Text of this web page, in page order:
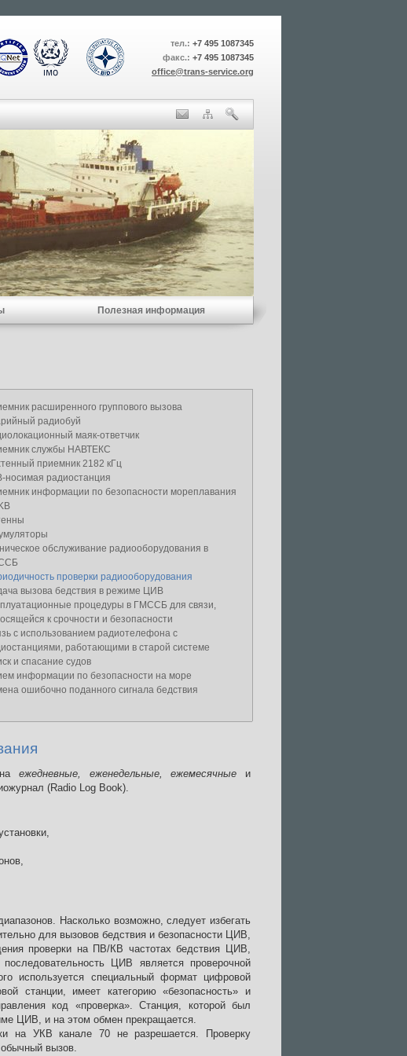
тел.: +7 495 1087345
факс.: +7 495 1087345
office@trans-service.org
Полезная информация
расширенного группового вызова
радиобуй
маяк-ответчик
службы НАВТЕКС
приемник 2182 кГц
носимая радиостанция
информации по безопасности мореплавания
обслуживание радиооборудования в
проверки радиооборудования
вызова бедствия в режиме ЦИВ
процедуры в ГМССБ для связи,
к срочности и безопасности
с использованием радиотелефона с
работающими в старой системе
и спасание судов
информации по безопасности на море
ошибочно поданного сигнала бедствия
ежедневные, еженедельные, ежемесячные и
(Radio Log Book).
Насколько возможно, следует избегать
для вызовов бедствия и безопасности ЦИВ,
проверки на ПВ/КВ частотах бедствия ЦИВ,
ЦИВ является проверочной
используется специальный формат цифровой
станции, имеет категорию «безопасность» и
код «проверка». Станция, которой был
ЦИВ, и на этом обмен прекращается.
на УКВ канале 70 не разрешается. Проверку
вызов.